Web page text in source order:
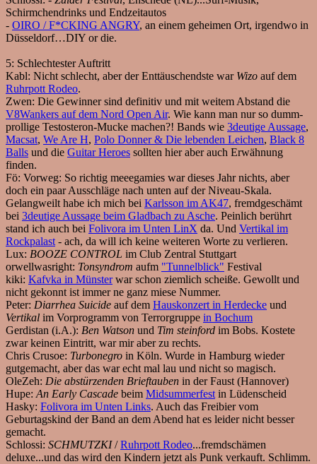
Schirmchendrinks und Endzeitautos
- OIRO / F*CKING ANGRY, an einem geheimen Ort, irgendwo in
Düsseldorf…DIY or die.
5: Schlechtester Auftritt
Kabl: Nicht schlecht, aber der Enttäuschendste war Wizo auf dem
Ruhrpott Rodeo.
Zwen: Die Gewinner sind definitiv und mit weitem Abstand die
V8Wankers auf dem Nord Open Air. Wie kann man nur so dumm-
prollige Testosteron-Mucke machen?! Bands wie 3deutige Aussage,
Macsat, We Are H, Polo Donner & Die lebenden Leichen, Black 8
Balls und die Guitar Heroes sollten hier aber auch Erwähnung
finden.
Fö: Vorweg: So richtig meeegamies war dieses Jahr nichts, aber
doch ein paar Ausschläge nach unten auf der Niveau-Skala.
Gelangweilt habe ich mich bei Karlsson im AK47, fremdgeschämt
bei 3deutige Aussage beim Gladbach zu Asche. Peinlich berührt
stand ich auch bei Folivora im Unten LinX da. Und Vertikal im
Rockpalast - ach, da will ich keine weiteren Worte zu verlieren.
Lux: BOOZE CONTROL im Club Zentral Stuttgart
orwellwasright: Tonsyndrom aufm "Tunnelblick" Festival
kiki: Kafvka in Münsterwar schon ziemlich scheiße. Gewollt und
nicht gekonnt ist immer ne ganz miese Nummer.
Peter: Diarrhea Suicide auf dem Hauskonzert in Herdecke und
Vertikal im Vorprogramm von Terrorgruppe in Bochum
Gerdistan (i.A.): Ben Watson und Tim steinford im Bobs. Kostete
zwar keinen Eintritt, war mir aber zu rechts.
Chris Crusoe: Turbonegro in Köln. Wurde in Hamburg wieder
gutgemacht, aber das war echt mal lau und nicht so magisch.
OleZeh: Die abstürzenden Brieftauben in der Faust (Hannover)
Hupe: An Early Cascade beim Midsummerfest in Lüdenscheid
Hasky: Folivora im Unten Links. Auch das Freibier vom
Geburtagskind der Band an dem Abend hat es leider nicht besser
gemacht.
Schlossi: SCHMUTZKI/Ruhrpott Rodeo...fremdschämen
deluxe...und das wird den Kindern jetzt als Punk verkauft. Schlimm.